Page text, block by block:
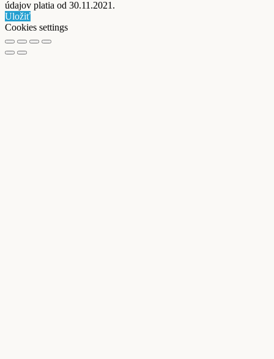
údajov platia od 30.11.2021.
Uložiť
Cookies settings